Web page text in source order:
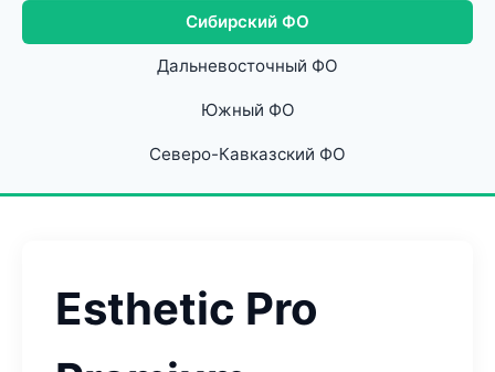
Сибирский ФО
Дальневосточный ФО
Южный ФО
Северо-Кавказский ФО
Esthetic Pro